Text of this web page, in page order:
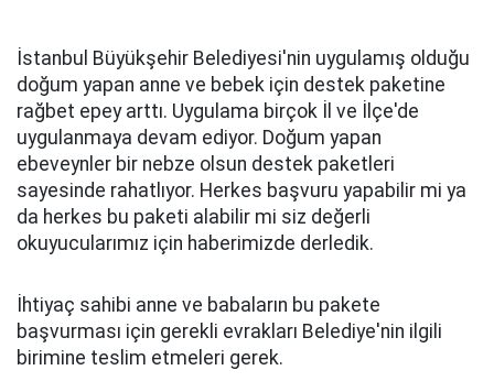
İstanbul Büyükşehir Belediyesi'nin uygulamış olduğu
doğum yapan anne ve bebek için destek paketine
rağbet epey arttı. Uygulama birçok İl ve İlçe'de
uygulanmaya devam ediyor. Doğum yapan
ebeveynler bir nebze olsun destek paketleri
sayesinde rahatlıyor. Herkes başvuru yapabilir mi ya
da herkes bu paketi alabilir mi siz değerli
okuyucularımız için haberimizde derledik.
İhtiyaç sahibi anne ve babaların bu pakete
başvurması için gerekli evrakları Belediye'nin ilgili
birimine teslim etmeleri gerek.